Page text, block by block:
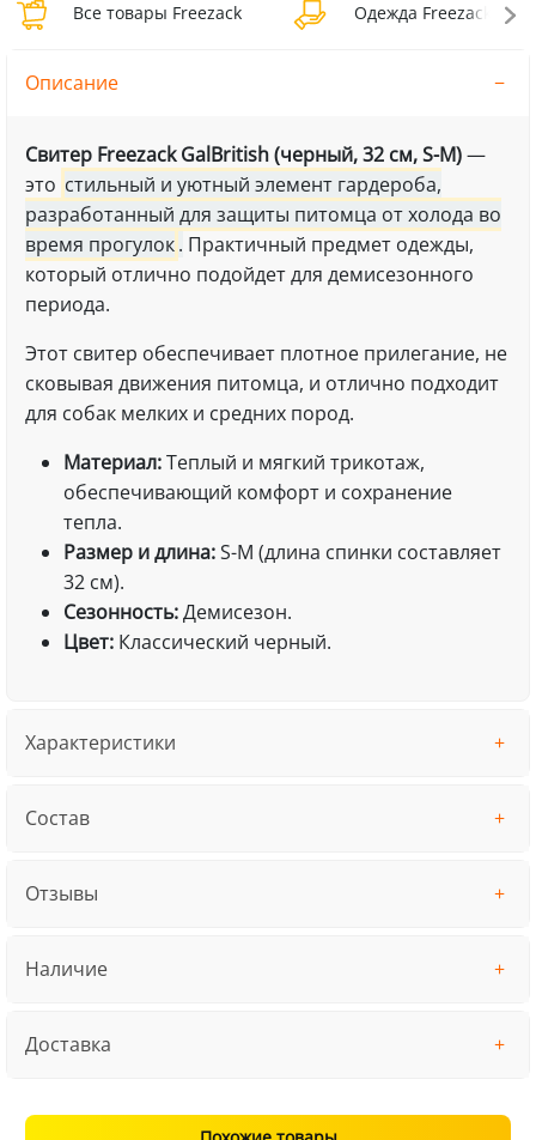
Все товары Freezack Одежда Freezack
Описание
Свитер Freezack GalBritish (черный, 32 см, S-M)—
это стильный и уютный элемент гардероба,
разработанный для защиты питомца от холода во
время прогулок. Практичный предмет одежды,
который отлично подойдет для демисезонного
периода.
Этот свитер обеспечивает плотное прилегание, не
сковывая движения питомца, и отлично подходит
для собак мелких и средних пород.
Материал:Теплый и мягкий трикотаж,
обеспечивающий комфорт и сохранение
тепла.
Размер и длина:S-M (длина спинки составляет
32 см).
Сезонность:Демисезон.
Цвет:Классический черный.
Характеристики
Состав
Отзывы
Наличие
Доставка